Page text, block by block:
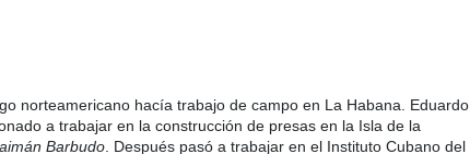
norteamericano hacía trabajo de campo en La Habana. Eduardo
a trabajar en la construcción de presas en la Isla de la
Barbudo . Después pasó a trabajar en el Instituto Cubano del